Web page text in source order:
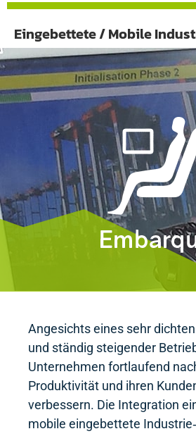
Eingebettete / Mobile
Angesichts eines sehr
und ständig steigender
Unternehmen fortlaufend
Produktivität und ihren
verbessern. Die Integration
mobile eingebettete